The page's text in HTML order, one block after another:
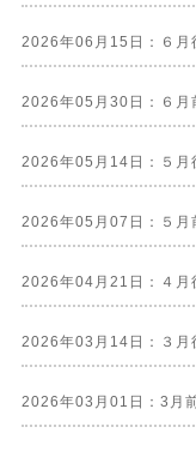
2026年06月15日：６月
2026年05月30日：６月
2026年05月14日：５月
2026年05月07日：５月
2026年04月21日：４月
2026年03月14日：３月
2026年03月01日：3月